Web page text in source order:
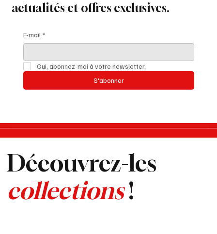
actualités et offres exclusives.
E-mail *
Oui, abonnez-moi à votre newsletter.
S'abonner
Découvrez-les
collections!